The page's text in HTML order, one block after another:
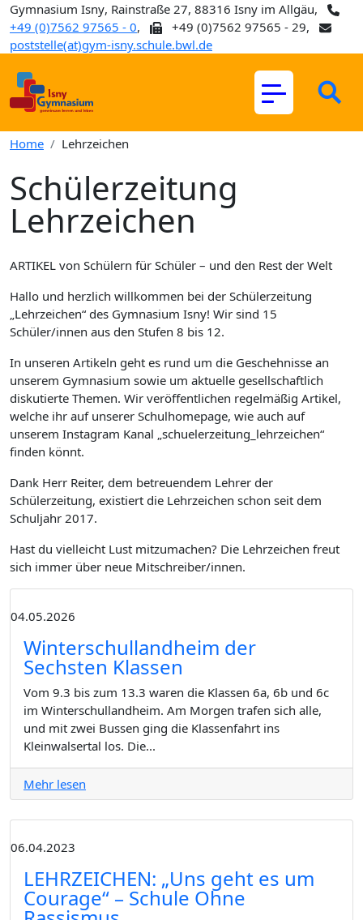
Gymnasium Isny, Rainstraße 27, 88316 Isny im Allgäu,
+49 (0)7562 97565 - 0,
+49 (0)7562 97565 - 29,
poststelle(at)gym-isny.schule.bwl.de
Home Lehrzeichen
Schülerzeitung
Lehrzeichen
ARTIKEL von Schülern für Schüler – und den Rest der Welt
Hallo und herzlich willkommen bei der Schülerzeitung
„Lehrzeichen“ des Gymnasium Isny! Wir sind 15
Schüler/innen aus den Stufen 8 bis 12.
In unseren Artikeln geht es rund um die Geschehnisse an
unserem Gymnasium sowie um aktuelle gesellschaftlich
diskutierte Themen. Wir veröffentlichen regelmäßig Artikel,
welche ihr auf unserer Schulhomepage, wie auch auf
unserem Instagram Kanal „schuelerzeitung_lehrzeichen“
finden könnt.
Dank Herr Reiter, dem betreuendem Lehrer der
Schülerzeitung, existiert die Lehrzeichen schon seit dem
Schuljahr 2017.
Hast du vielleicht Lust mitzumachen? Die Lehrzeichen freut
sich immer über neue Mitschreiber/innen.
04.05.2026
Winterschullandheim der
Sechsten Klassen
Vom 9.3 bis zum 13.3 waren die Klassen 6a, 6b und 6c
im Winterschullandheim. Am Morgen trafen sich alle,
und mit zwei Bussen ging die Klassenfahrt ins
Kleinwalsertal los. Die...
Mehr lesen
06.04.2023
LEHRZEICHEN: „Uns geht es um
Courage“ – Schule Ohne